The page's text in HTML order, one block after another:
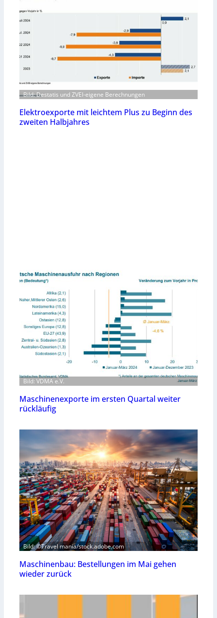
Bild: Destatis und ZVEI-eigene Berechnungen
Elektroexporte mit leichtem Plus zu Beginn des
zweiten Halbjahres
Bild: VDMA e.V.
Maschinenexporte im ersten Quartal weiter
rückläufig
Bild: ©Travel mania/stock.adobe.com
Maschinenbau: Bestellungen im Mai gehen
wieder zurück